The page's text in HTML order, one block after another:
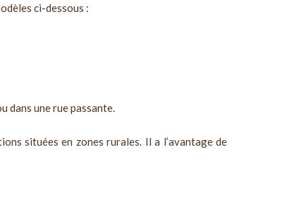
ci-dessous :
dans une rue passante.
situées en zones rurales. Il a l’avantage de